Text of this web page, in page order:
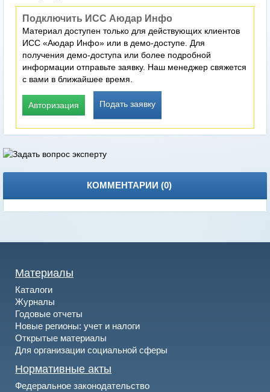
Подключить ИСС Аюдар Инфо
Материал доступен только для действующих клиентов
ИСС «Аюдар Инфо» или в демо-доступе. Для
получения демо-доступа или более подробной
информации отправьте заявку. Наш менеджер свяжется
с вами в ближайшее время.
Авторизация Подать заявку
КОММЕНТАРИИ (0)
Материалы
Каталоги
Журналы
Годовые отчеты
Новые регионы: учет и налоги
Открытые материалы
Для организации социальной сферы
Нормативные акты
Федеральное законодательство